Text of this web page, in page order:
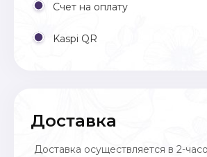
Счет на оплату
Kaspi QR
Доставка
Доставка осуществляется в 2-